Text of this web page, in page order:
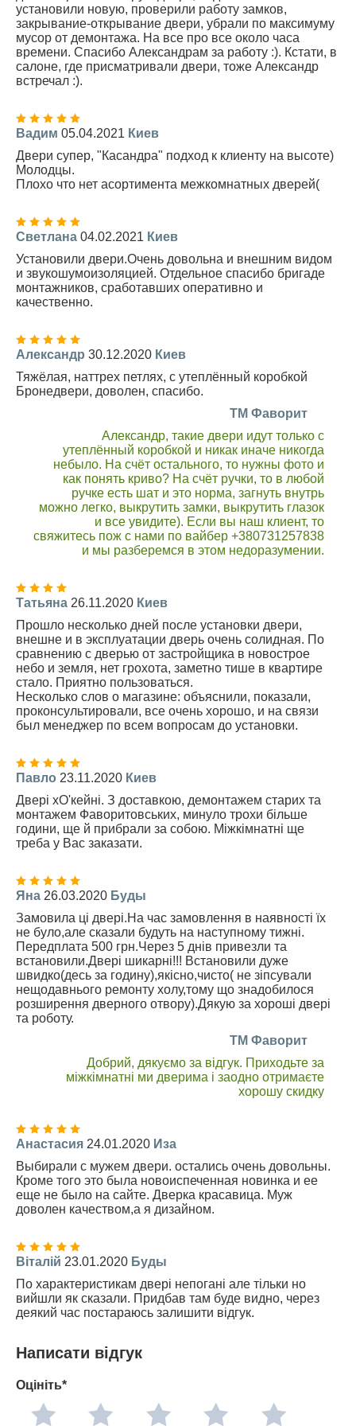
установили новую, проверили работу замков,
закрывание-открывание двери, убрали по максимуму
мусор от демонтажа. На все про все около часа
времени. Спасибо Александрам за работу :). Кстати, в
салоне, где присматривали двери, тоже Александр
встречал :).
Вадим 05.04.2021 Киев
Двери супер, "Касандра" подход к клиенту на высоте)
Молодцы.
Плохо что нет асортимента межкомнатных дверей(
Светлана 04.02.2021 Киев
Установили двери.Очень довольна и внешним видом
и звукошумоизоляцией. Отдельное спасибо бригаде
монтажников, сработавших оперативно и
качественно.
Александр 30.12.2020 Киев
Тяжёлая, наттрех петлях, с утеплённый коробкой
Бронедвери, доволен, спасибо.
TM Фаворит
Александр, такие двери идут только с
утеплённый коробкой и никак иначе никогда
небыло. На счёт остального, то нужны фото и
как понять криво? На счёт ручки, то в любой
ручке есть шат и это норма, загнуть внутрь
можно легко, выкрутить замки, выкрутить глазок
и все увидите). Если вы наш клиент, то
свяжитесь пож с нами по вайбер +380731257838
и мы разберемся в этом недоразумении.
Татьяна 26.11.2020 Киев
Прошло несколько дней после установки двери,
внешне и в эксплуатации дверь очень солидная. По
сравнению с дверью от застройщика в новострое
небо и земля, нет грохота, заметно тише в квартире
стало. Приятно пользоваться.
Несколько слов о магазине: объяснили, показали,
проконсультировали, все очень хорошо, и на связи
был менеджер по всем вопросам до установки.
Павло 23.11.2020 Киев
Двері хО'кейні. З доставкою, демонтажем старих та
монтажем Фаворитовських, минуло трохи більше
години, ще й прибрали за собою. Міжкімнатні ще
треба у Вас заказати.
Яна 26.03.2020 Буды
Замовила ці двері.На час замовлення в наявності їх
не було,але сказали будуть на наступному тижні.
Передплата 500 грн.Через 5 днів привезли та
встановили.Двері шикарні!!! Встановили дуже
швидко(десь за годину),якісно,чисто( не зіпсували
нещодавнього ремонту холу,тому що знадобилося
розширення дверного отвору).Дякую за хороші двері
та роботу.
TM Фаворит
Добрий, дякуємо за відгук. Приходьте за
міжкімнатні ми дверима і заодно отримаєте
хорошу скидку
Анастасия 24.01.2020 Иза
Выбирали с мужем двери. остались очень довольны.
Кроме того это была новоиспеченная новинка и ее
еще не было на сайте. Дверка красавица. Муж
доволен качеством,а я дизайном.
Віталій 23.01.2020 Буды
По характеристикам двері непогані але тільки но
вийшли як сказали. Придбав там буде видно, через
деякий час постараюсь залишити відгук.
Написати відгук
Оцініть*